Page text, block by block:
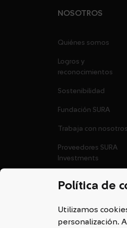
Política de
Utilizamos
personalización.
NOSOTROS
Quiénes somos
Logros y
reconocimientos
Sostenibilidad
Fundación SURA
Trabaja con nosotros
Proveedores SURA
Investments